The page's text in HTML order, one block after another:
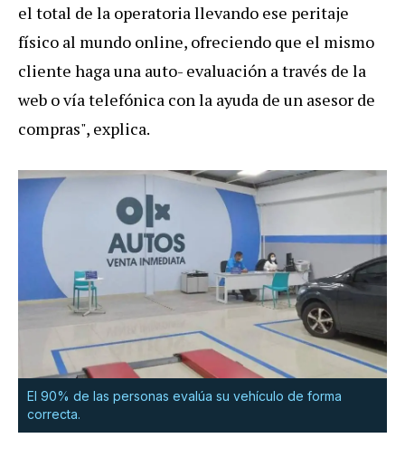
el total de la operatoria llevando ese peritaje
físico al mundo online, ofreciendo que el mismo
cliente haga una auto- evaluación a través de la
web o vía telefónica con la ayuda de un asesor de
compras", explica.
El 90% de las personas evalúa su vehículo de forma
correcta.